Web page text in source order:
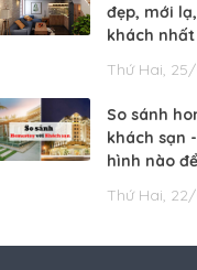
đẹp, mới
khách nhất
Thứ Hai,
So sánh
khách sạn
hình nào
Thứ Hai,